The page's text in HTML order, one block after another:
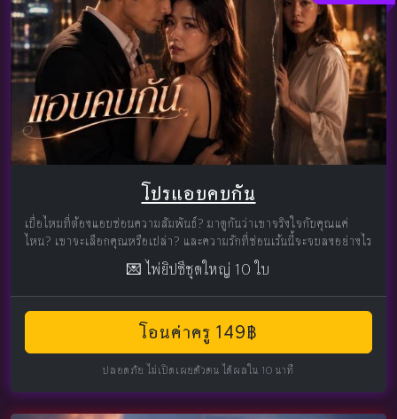
โปรแอบคบกัน
เบื่อไหมที่ต้องแอบซ่อนความสัมพันธ์? มาดูกันว่าเขาจริงใจกับคุณแค่
ไหน? เขาจะเลือกคุณหรือเปล่า? และความรักที่ซ่อนเร้นนี้จะจบลงอย่างไร
💌 ไพ่ยิปซีชุดใหญ่ 10 ใบ
โอนค่าครู 149฿
ปลอดภัย ไม่เปิดเผยตัวตน ได้ผลใน 10 นาที